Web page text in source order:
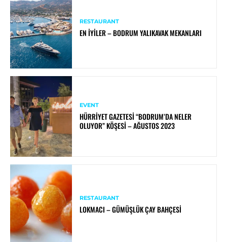
RESTAURANT
EN İYILER – BODRUM YALIKAVAK MEKANLARI
EVENT
HÜRRIYET GAZETESI “BODRUM’DA NELER
OLUYOR” KÖŞESI – AĞUSTOS 2023
RESTAURANT
LOKMACI – GÜMÜŞLÜK ÇAY BAHÇESI